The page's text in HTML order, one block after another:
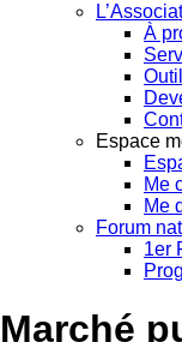
À
Espace
Me
Me
Forum
1er
Marché